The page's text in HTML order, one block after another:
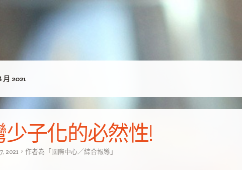
月 2021
少子化的必然性!
2021 ， 作者為 「國際中心／綜合報導」